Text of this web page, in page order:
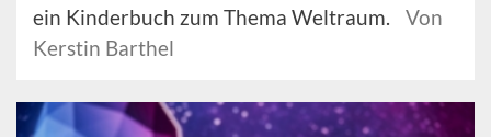
ein Kinderbuch zum Thema Weltraum.
Von
Kerstin Barthel